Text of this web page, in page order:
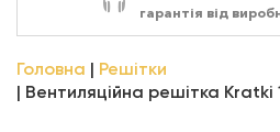
гарантія від
Головна
Решітки
Вентиляційна решітка Kratki